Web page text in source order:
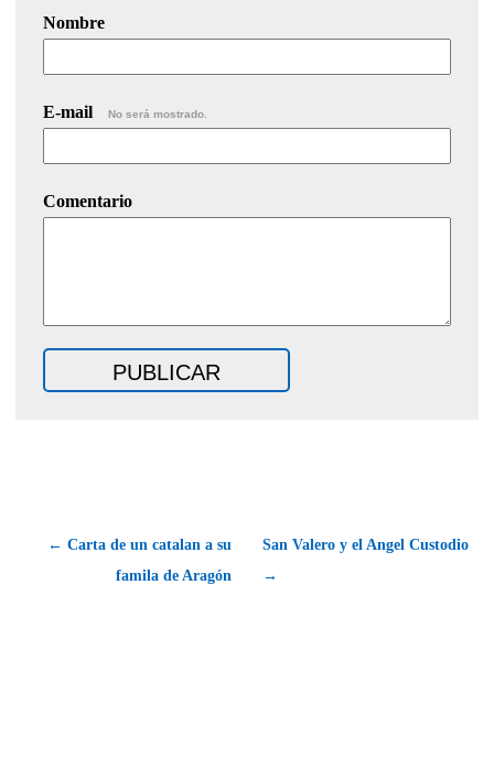
Nombre
E-mail No será mostrado.
Comentario
← Carta de un catalan a su
famila de Aragón
San Valero y el Angel Custodio
→